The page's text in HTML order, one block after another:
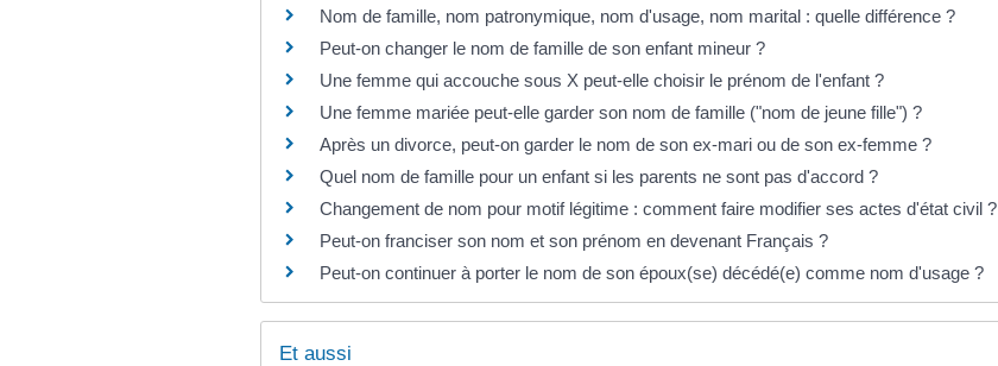
Nom de famille, nom patronymique, nom d'usage, nom marital : quelle différence ?
Peut-on changer le nom de famille de son enfant mineur ?
Une femme qui accouche sous X peut-elle choisir le prénom de l'enfant ?
Une femme mariée peut-elle garder son nom de famille ("nom de jeune fille") ?
Après un divorce, peut-on garder le nom de son ex-mari ou de son ex-femme ?
Quel nom de famille pour un enfant si les parents ne sont pas d'accord ?
Changement de nom pour motif légitime : comment faire modifier ses actes d'état civil ?
Peut-on franciser son nom et son prénom en devenant Français ?
Peut-on continuer à porter le nom de son époux(se) décédé(e) comme nom d'usage ?
Et aussi